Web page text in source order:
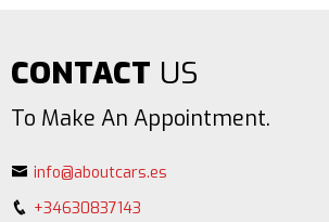
CONTACT US
To Make An Appointment.
info@aboutcars.es
+34630837143